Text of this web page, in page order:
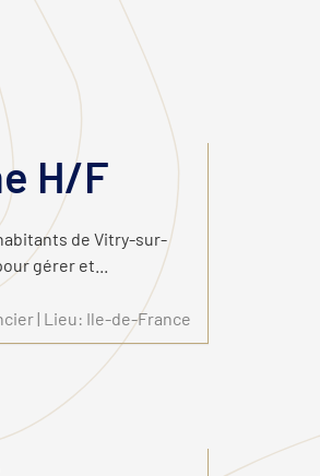
H/F
de Vitry-sur-
gérer et...
| Lieu: Ile-de-France